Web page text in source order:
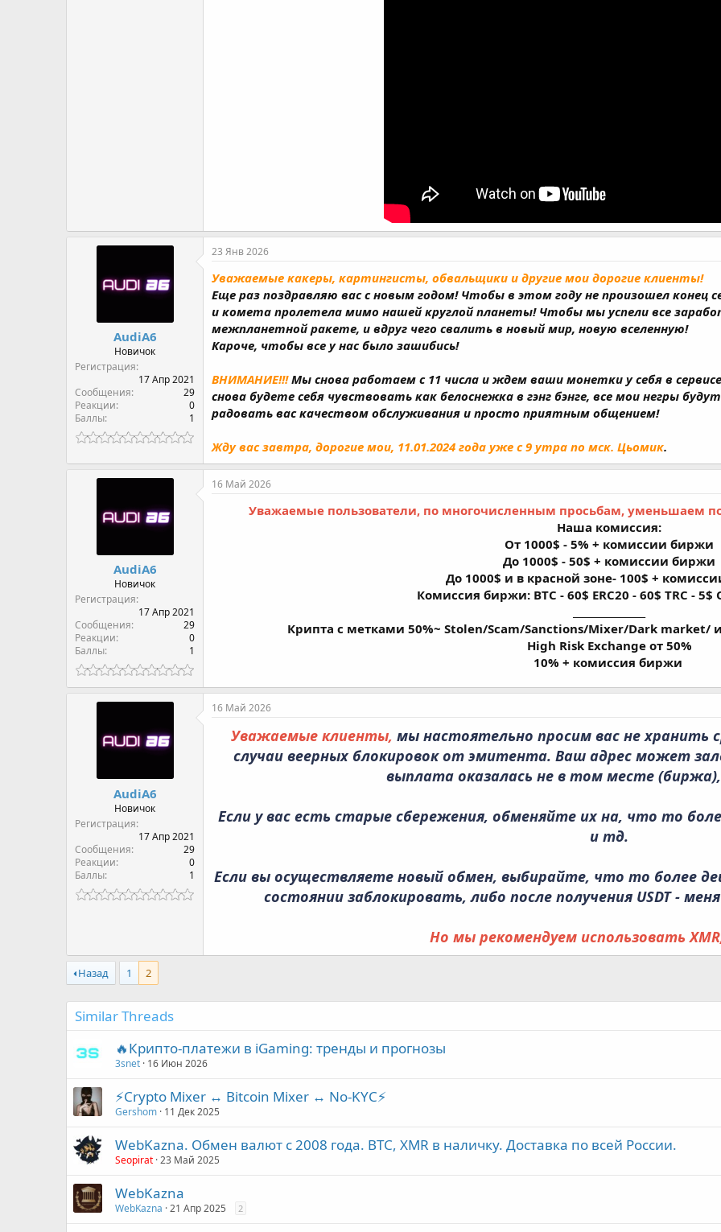
AudiA6
Новичок
Регистрация
17 Апр 2021
Сообщения
29
Реакции
0
Баллы
1
23 Янв 2026
Уважаемые какеры, картингисты, обвальщики и другие мои дорогие клиенты!
Еще раз поздравляю вас с новым годом! Чтобы в этом году не произошел конец
и комета пролетела мимо нашей круглой планеты! Чтобы мы успели все
межпланетной ракете, и вдруг чего свалить в новый мир, новую вселенную!
Кароче, чтобы все у нас было зашибись!
ВНИМАНИЕ!!!Мы снова работаем с 11 числа и ждем ваши монетки у себя в
снова будете себя чувствовать как белоснежка в гэнг бэнге, все мои негры
радовать вас качеством обслуживания и просто приятным общением!
Жду вас завтра, дорогие мои, 11.01.2024 года уже с 9 утра по мск. Цьомик.
AudiA6
Новичок
Регистрация
17 Апр 2021
Сообщения
29
Реакции
0
Баллы
1
16 Май 2026
Уважаемые пользователи, по многочисленным просьбам, уменьшаем
Наша комиссия:
От 1000$ - 5% + комиссии биржи
До 1000$ - 50$ + комиссии биржи
До 1000$ и в красной зоне- 100$ +
Комиссия биржи: BTC - 60$ ERC20 - 60$ TRC - 5$
Крипта с метками 50%~ Stolen/Scam/Sanctions/Mixer/Dark market/
High Risk Exchange от 50%
10% + комиссия биржи
AudiA6
Новичок
Регистрация
17 Апр 2021
Сообщения
29
Реакции
0
Баллы
1
16 Май 2026
Уважаемые клиенты, мы настоятельно просим вас не хранить
случаи веерных блокировок от эмитента. Ваш адрес может
выплата оказалась не в том месте
Если у вас есть старые сбережения, обменяйте их на, что то
и тд.
Если вы осуществляете новый обмен, выбирайте, что то более
состоянии заблокировать, либо после получения USDT -
Но мы рекомендуем использовать XMR,
Назад 1 2
Similar Threads
🔥Крипто-платежи в iGaming: тренды и прогнозы
3snet 16 Июн 2026
⚡Crypto Mixer ↔ Bitcoin Mixer ↔ No-KYC⚡
Gershom 11 Дек 2025
WebKazna. Обмен валют с 2008 года. BTC, XMR в наличку. Доставка по всей России.
Seopirat 23 Май 2025
WebKazna
WebKazna 21 Апр 2025 2